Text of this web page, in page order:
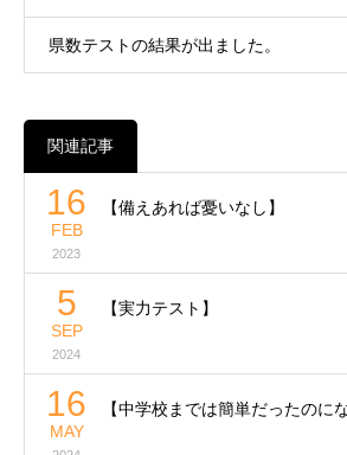
県数テストの結果が出ました。
関連記事
16
FEB
2023
【備えあれば憂いなし】
5
SEP
2024
【実力テスト】
16
MAY
【中学校までは簡単だったのにな